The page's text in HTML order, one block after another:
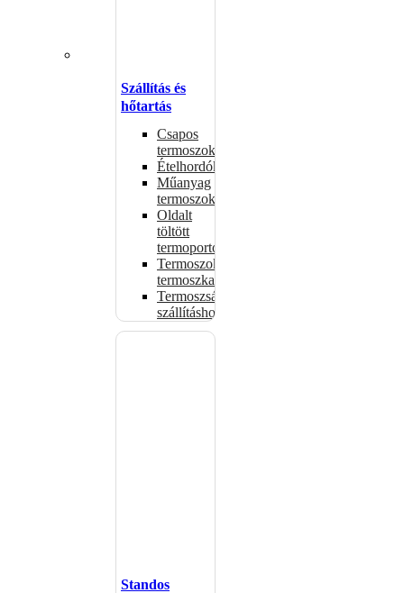
Szállítás és
hőtartás
Csapos
termoszok
Ételhordók
Műanyag
termoszok
Oldalt
töltött
termoportok
Termoszok,
termoszkannák
Termoszsákok
szállításhoz
Standos